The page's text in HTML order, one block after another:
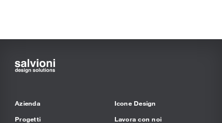
Azienda
Progetti
Icone Design
Lavora con noi